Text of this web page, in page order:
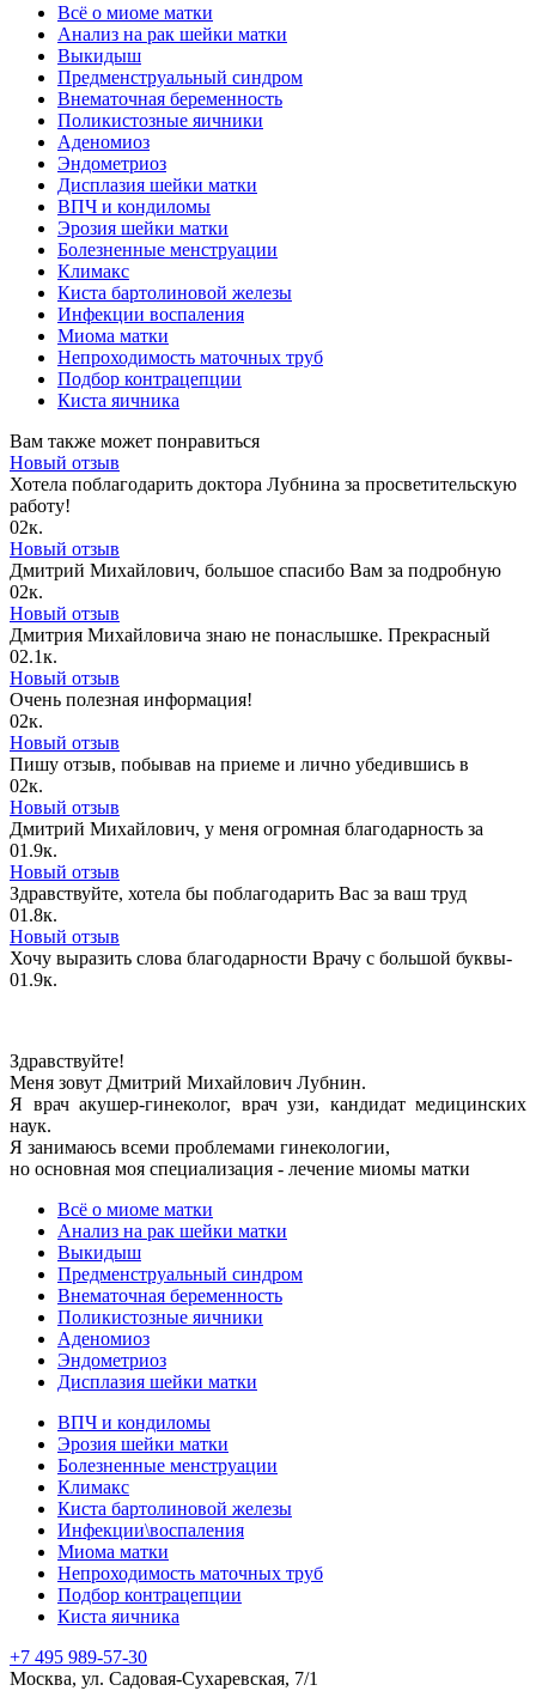
Всё о миоме матки
Анализ на рак шейки матки
Выкидыш
Предменструальный синдром
Внематочная беременность
Поликистозные яичники
Аденомиоз
Эндометриоз
Дисплазия шейки матки
ВПЧ и кондиломы
Эрозия шейки матки
Болезненные менструации
Климакс
Киста бартолиновой железы
Инфекции воспаления
Миома матки
Непроходимость маточных труб
Подбор контрацепции
Киста яичника
Вам также может понравиться
Новый отзыв
Хотела поблагодарить доктора Лубнина за просветительскую
работу!
02к.
Новый отзыв
Дмитрий Михайлович, большое спасибо Вам за подробную
02к.
Новый отзыв
Дмитрия Михайловича знаю не понаслышке. Прекрасный
02.1к.
Новый отзыв
Очень полезная информация!
02к.
Новый отзыв
Пишу отзыв, побывав на приеме и лично убедившись в
02к.
Новый отзыв
Дмитрий Михайлович, у меня огромная благодарность за
01.9к.
Новый отзыв
Здравствуйте, хотела бы поблагодарить Вас за ваш труд
01.8к.
Новый отзыв
Хочу выразить слова благодарности Врачу с большой буквы-
01.9к.
Здравствуйте!
Меня зовут Дмитрий Михайлович Лубнин.
Я врач акушер-гинеколог, врач узи, кандидат медицинских
наук.
Я занимаюсь всеми проблемами гинекологии,
но основная моя специализация - лечение миомы матки
Всё о миоме матки
Анализ на рак шейки матки
Выкидыш
Предменструальный синдром
Внематочная беременность
Поликистозные яичники
Аденомиоз
Эндометриоз
Дисплазия шейки матки
ВПЧ и кондиломы
Эрозия шейки матки
Болезненные менструации
Климакс
Киста бартолиновой железы
Инфекции\воспаления
Миома матки
Непроходимость маточных труб
Подбор контрацепции
Киста яичника
+7 495 989-57-30
Москва, ул. Садовая-Сухаревская, 7/1